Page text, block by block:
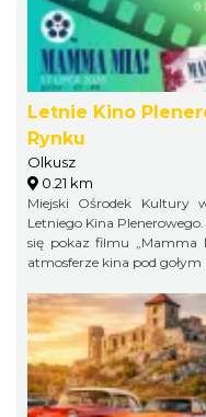
Letnie Kino
Rynku
Olkusz
0.21 km
Miejski Ośrodek Kultury
Letniego Kina
się pokaz filmu „Mamma
atmosferze kina pod gołym